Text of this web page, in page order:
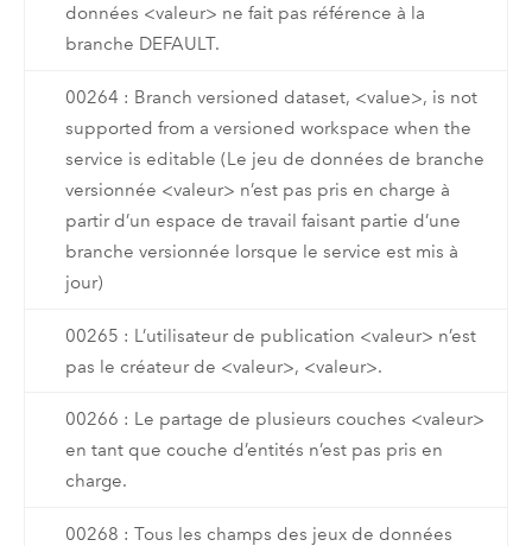
données <valeur> ne fait pas référence à la
branche DEFAULT.
00264 : Branch versioned dataset, <value>, is not
supported from a versioned workspace when the
service is editable (Le jeu de données de branche
versionnée <valeur> n’est pas pris en charge à
partir d’un espace de travail faisant partie d’une
branche versionnée lorsque le service est mis à
jour)
00265 : L’utilisateur de publication <valeur> n’est
pas le créateur de <valeur>, <valeur>.
00266 : Le partage de plusieurs couches <valeur>
en tant que couche d’entités n’est pas pris en
charge.
00268 : Tous les champs des jeux de données